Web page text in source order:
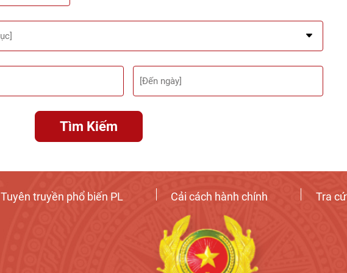
Tìm Kiếm
Tuyên truyền phổ biến PL Cải cách hành chính Tra